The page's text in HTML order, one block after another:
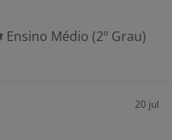
Ensino Médio (2º Grau)
20 jul